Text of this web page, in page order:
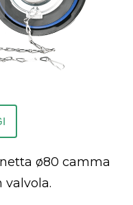
ø80 camma
valvola.